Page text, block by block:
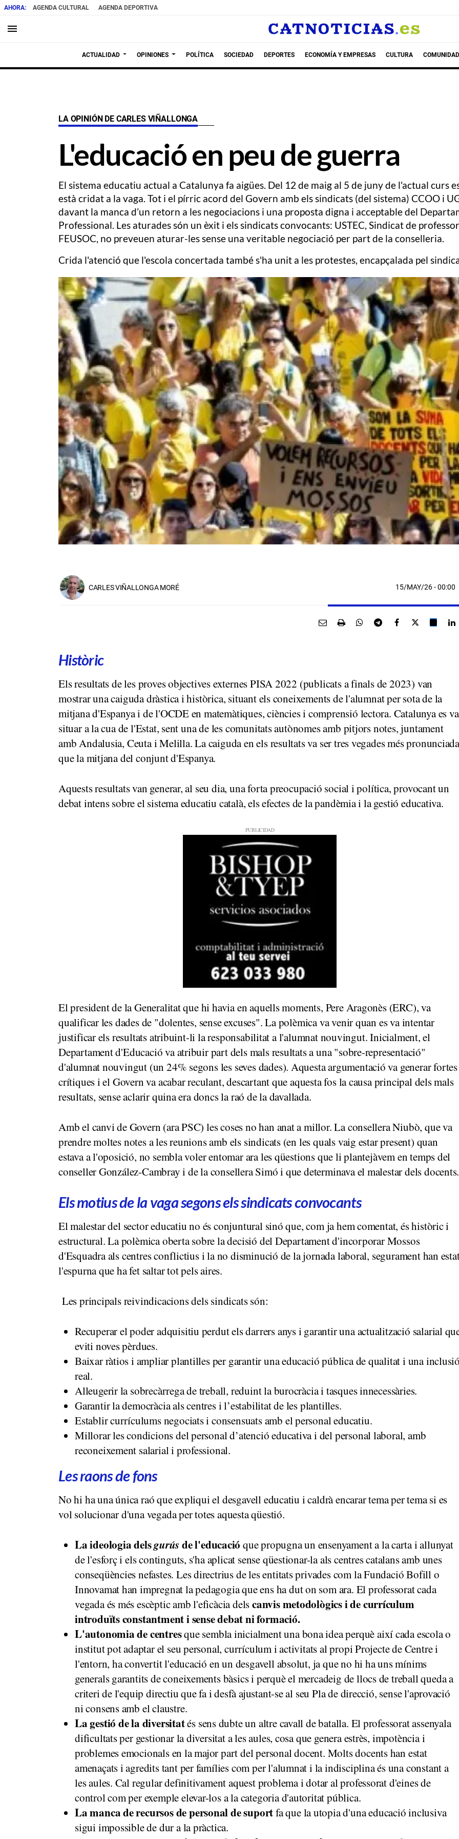
AGENDA CULTURAL AGENDA DEPORTIVA
menu
ACTUALIDAD OPINIONES POLÍTICA SOCIEDAD DEPORTES ECONOMÍA Y EMPRESAS CULTURA
LA OPINIÓN DE CARLES VIÑALLONGA
L'educació en peu de guerra
El sistema educatiu actual a Catalunya fa aigües. Del 12 de maig al 5 de juny de l'actual curs
està cridat a la vaga. Tot i el pírric acord del Govern amb els sindicats (del sistema) CCOO i
davant la manca d’un retorn a les negociacions i una proposta digna i acceptable del
Professional. Les aturades són un èxit i els sindicats convocants: USTEC, Sindicat de
FEUSOC, no preveuen aturar-les sense una veritable negociació per part de la conselleria.
Crida l'atenció que l'escola concertada també s'ha unit a les protestes, encapçalada pel
CARLES VIÑALLONGA MORÉ 15/MAY/26- 00:00
Històric
Els resultats de les proves objectives externes PISA 2022 (publicats a finals de 2023) van
mostrar una caiguda dràstica i històrica, situant els coneixements de l'alumnat per sota de la
mitjana d'Espanya i de l'OCDE en matemàtiques, ciències i comprensió lectora. Catalunya es va
situar a la cua de l'Estat, sent una de les comunitats autònomes amb pitjors notes, juntament
amb Andalusia, Ceuta i Melilla. La caiguda en els resultats va ser tres vegades més
que la mitjana del conjunt d'Espanya.
Aquests resultats van generar, al seu dia, una forta preocupació social i política, provocant un
debat intens sobre el sistema educatiu català, els efectes de la pandèmia i la gestió educativa.
El president de la Generalitat que hi havia en aquells moments, Pere Aragonès (ERC), va
qualificar les dades de "dolentes, sense excuses". La polèmica va venir quan es va intentar
justificar els resultats atribuint-li la responsabilitat a l'alumnat nouvingut. Inicialment, el
Departament d'Educació va atribuir part dels mals resultats a una "sobre-representació"
d'alumnat nouvingut (un 24% segons les seves dades). Aquesta argumentació va generar fortes
crítiques i el Govern va acabar reculant, descartant que aquesta fos la causa principal dels mals
resultats, sense aclarir quina era doncs la raó de la davallada.
Amb el canvi de Govern (ara PSC) les coses no han anat a millor. La consellera Niubò, que va
prendre moltes notes a les reunions amb els sindicats (en les quals vaig estar present) quan
estava a l'oposició, no sembla voler entomar ara les qüestions que li plantejàvem en temps del
conseller González-Cambray i de la consellera Simó i que determinava el malestar dels docents.
Els motius de la vaga segons els sindicats convocants
El malestar del sector educatiu no és conjuntural sinó que, com ja hem comentat, és històric i
estructural. La polèmica oberta sobre la decisió del Departament d'incorporar Mossos
d'Esquadra als centres conflictius i la no disminució de la jornada laboral, segurament han
l'espurna que ha fet saltar tot pels aires.
Les principals reivindicacions dels sindicats són:
Recuperar el poder adquisitiu perdut els darrers anys i garantir una actualització salarial
eviti noves pèrdues.
Baixar ràtios i ampliar plantilles per garantir una educació pública de qualitat i una inclusió
real.
Alleugerir la sobrecàrrega de treball, reduint la burocràcia i tasques innecessàries.
Garantir la democràcia als centres i l’estabilitat de les plantilles.
Establir currículums negociats i consensuats amb el personal educatiu.
Millorar les condicions del personal d’atenció educativa i del personal laboral, amb
reconeixement salarial i professional.
Les raons de fons
No hi ha una única raó que expliqui el desgavell educatiu i caldrà encarar tema per tema si es
vol solucionar d'una vegada per totes aquesta qüestió.
La ideologia delsgurús de l'educació que propugna un ensenyament a la carta i allunyat
de l'esforç i els continguts, s'ha aplicat sense qüestionar-la als centres catalans amb unes
conseqüències nefastes. Les directrius de les entitats privades com la Fundació Bofill o
Innovamat han impregnat la pedagogia que ens ha dut on som ara. El professorat cada
vegada és més escèptic amb l'eficàcia delscanvis metodològics i de currículum
introduïts constantment i sense debat ni formació.
L'autonomia de centresque sembla inicialment una bona idea perquè així cada escola o
institut pot adaptar el seu personal, currículum i activitats al propi Projecte de Centre i
l'entorn, ha convertit l'educació en un desgavell absolut, ja que no hi ha uns mínims
generals garantits de coneixements bàsics i perquè el mercadeig de llocs de treball queda a
criteri de l'equip directiu que fa i desfà ajustant-se al seu Pla de direcció, sense l'aprovació
ni consens amb el claustre.
La gestió de la diversitatés sens dubte un altre cavall de batalla. El professorat assenyala
dificultats per gestionar la diversitat a les aules, cosa que genera estrès, impotència i
problemes emocionals en la major part del personal docent. Molts docents han estat
amenaçats i agredits tant per famílies com per l'alumnat i la indisciplina és una constant a
les aules. Cal regular definitivament aquest problema i dotar al professorat d'eines de
control com per exemple elevar-los a la categoria d'autoritat pública.
La manca de recursos de personal de suportfa que la utopia d'una educació inclusiva
sigui impossible de dur a la pràctica.